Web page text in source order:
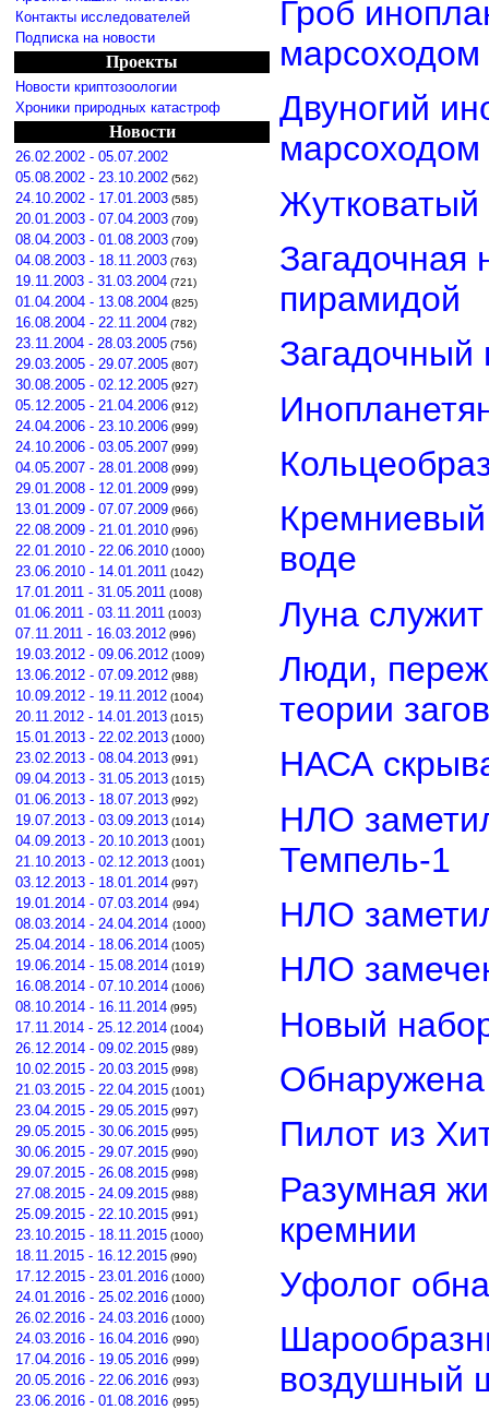
Контакты исследователей
Подписка на новости
Проекты
Новости криптозоологии
Хроники природных катастроф
Новости
26.02.2002 - 05.07.2002
05.08.2002 - 23.10.2002 (562)
24.10.2002 - 17.01.2003 (585)
20.01.2003 - 07.04.2003 (709)
08.04.2003 - 01.08.2003 (709)
04.08.2003 - 18.11.2003 (763)
19.11.2003 - 31.03.2004 (721)
01.04.2004 - 13.08.2004 (825)
16.08.2004 - 22.11.2004 (782)
23.11.2004 - 28.03.2005 (756)
29.03.2005 - 29.07.2005 (807)
30.08.2005 - 02.12.2005 (927)
05.12.2005 - 21.04.2006 (912)
24.04.2006 - 23.10.2006 (999)
24.10.2006 - 03.05.2007 (999)
04.05.2007 - 28.01.2008 (999)
29.01.2008 - 12.01.2009 (999)
13.01.2009 - 07.07.2009 (966)
22.08.2009 - 21.01.2010 (996)
22.01.2010 - 22.06.2010 (1000)
23.06.2010 - 14.01.2011 (1042)
17.01.2011 - 31.05.2011 (1008)
01.06.2011 - 03.11.2011 (1003)
07.11.2011 - 16.03.2012 (996)
19.03.2012 - 09.06.2012 (1009)
13.06.2012 - 07.09.2012 (988)
10.09.2012 - 19.11.2012 (1004)
20.11.2012 - 14.01.2013 (1015)
15.01.2013 - 22.02.2013 (1000)
23.02.2013 - 08.04.2013 (991)
09.04.2013 - 31.05.2013 (1015)
01.06.2013 - 18.07.2013 (992)
19.07.2013 - 03.09.2013 (1014)
04.09.2013 - 20.10.2013 (1001)
21.10.2013 - 02.12.2013 (1001)
03.12.2013 - 18.01.2014 (997)
19.01.2014 - 07.03.2014 (994)
08.03.2014 - 24.04.2014 (1000)
25.04.2014 - 18.06.2014 (1005)
19.06.2014 - 15.08.2014 (1019)
16.08.2014 - 07.10.2014 (1006)
08.10.2014 - 16.11.2014 (995)
17.11.2014 - 25.12.2014 (1004)
26.12.2014 - 09.02.2015 (989)
10.02.2015 - 20.03.2015 (998)
21.03.2015 - 22.04.2015 (1001)
23.04.2015 - 29.05.2015 (997)
29.05.2015 - 30.06.2015 (995)
30.06.2015 - 29.07.2015 (990)
29.07.2015 - 26.08.2015 (998)
27.08.2015 - 24.09.2015 (988)
25.09.2015 - 22.10.2015 (991)
23.10.2015 - 18.11.2015 (1000)
18.11.2015 - 16.12.2015 (990)
17.12.2015 - 23.01.2016 (1000)
24.01.2016 - 25.02.2016 (1000)
26.02.2016 - 24.03.2016 (1000)
24.03.2016 - 16.04.2016 (990)
17.04.2016 - 19.05.2016 (999)
20.05.2016 - 22.06.2016 (993)
23.06.2016 - 01.08.2016 (995)
Гроб
марсоходом
Двуногий
марсоходом
Загадочная
пирамидой
воде
Луна
Люди,
теории
НАСА
НЛО
Темпель-1
НЛО
НЛО
Новый
Обнаружена
Пилот из
Разумная
кремнии
Уфолог
воздушный